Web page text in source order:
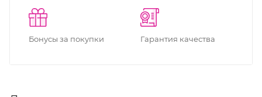
Бонусы за покупки Гарантия качества